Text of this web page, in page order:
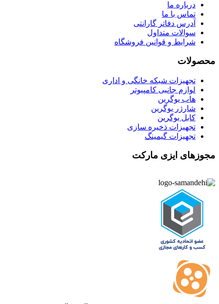
درباره ما
تماس با ما
آدرس دفاتر گارانتی
سوالات متداول
شرایط و قوانین فروشگاه
محصولات
تجهیزات شبکه خانگی و اداری
لوازم جانبی کامپیوتر
هاب یوگرین
شارژر یوگرین
کابل یوگرین
تجهیزات ذخیره سازی
تجهیزات گیمینگ
مجوزهای ایزی مارکت